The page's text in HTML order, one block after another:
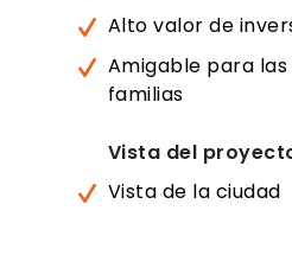
Alto valor de
Amigable para las
familias
Vista del
Vista de la ciudad